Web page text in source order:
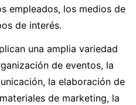
empleados, los medios de
de interés.
una amplia variedad
de eventos, la
la elaboración de
de marketing, la